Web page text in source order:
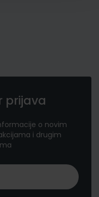
prijava
o novim
i drugim